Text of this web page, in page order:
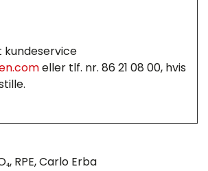
kundeservice
eller tlf. nr. 86 21 08 00, hvis
RPE, Carlo Erba